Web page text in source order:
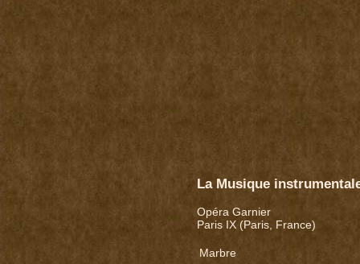
La Musique
Opéra Garnier
Paris IX (Paris, France)
Marbre